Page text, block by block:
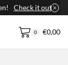
Check it out
0 €0,00